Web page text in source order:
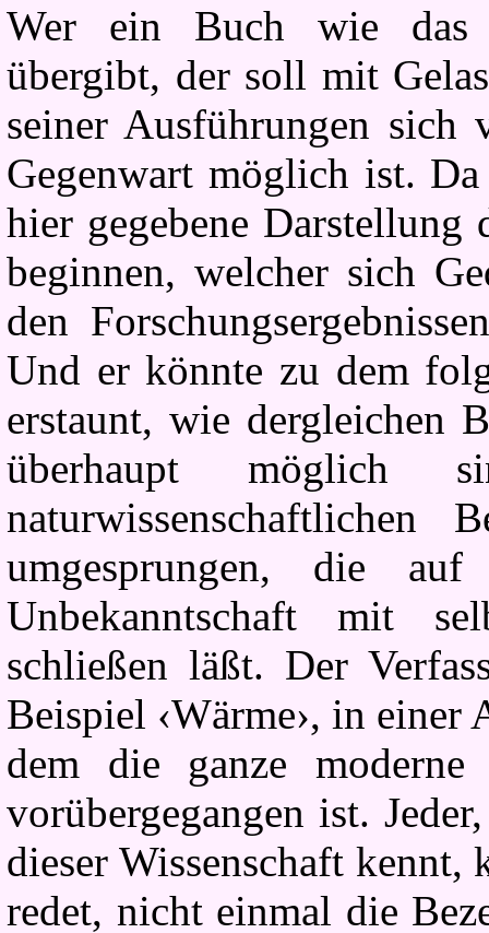
Wer ein Buch wie das
übergibt, der soll mit
seiner Ausführungen sich
Gegenwart möglich ist.
hier gegebene Darstellung
beginnen, welcher sich
den
Und er könnte zu dem
erstaunt, wie dergleichen
überhaupt möglich
umgesprungen, die
Unbekanntschaft mit
schließen läßt. Der
Beispiel ‹Wärme›, in einer
dem die ganze
vorübergegangen ist.
dieser Wissenschaft kennt,
redet, nicht einmal die